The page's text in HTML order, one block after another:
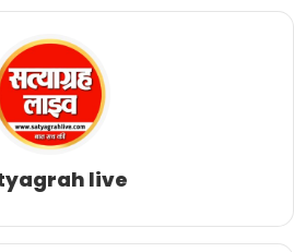
का शहर इंदौर” विषय पर
किया जाएगा। इस कार्यक्रम
शहर के विकास कार्यों को
विजयवर्गीय, सभी विधायकों और
सीधे संवाद करेंगे। कार्यक्रम का
सेंटर में किया जा रहा है और
live